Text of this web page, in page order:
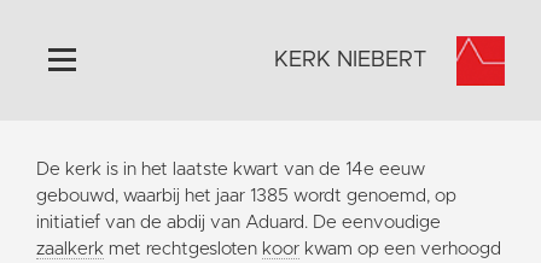
Home
Algemeen
Historie
KERK NIEBERT
De kerk is in het laatste kwart van de 14e eeuw
gebouwd, waarbij het jaar 1385 wordt genoemd, op
initiatief van de abdij van Aduard. De eenvoudige
zaalkerk met rechtgesloten koor kwam op een verhoogd